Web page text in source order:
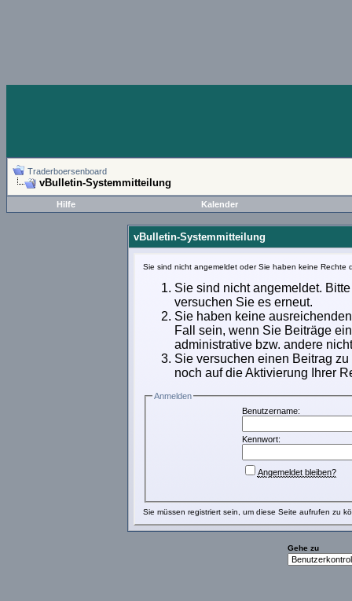
Traderboersenboard
vBulletin-Systemmitteilung
Hilfe Kalender
vBulletin-Systemmitteilung
Sie sind nicht angemeldet oder Sie haben keine
Sie sind nicht angemeldet.
versuchen Sie es erneut.
Sie haben keine
Fall sein, wenn Sie Beiträge
administrative bzw. andere
Sie versuchen einen Beitrag
noch auf die Aktivierung Ihrer
Anmelden
Benutzername:
Kennwort:
Angemeldet bleiben?
Sie müssen registriert sein, um diese Seite aufrufen zu
Gehe zu